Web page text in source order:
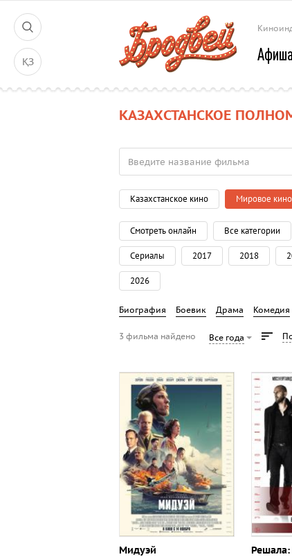
ҚЗ Афиша
КАЗАХСТАНСКОЕ
Казахстанское кино Мировое кино
Смотреть онлайн Все категории
Сериалы 2017 2018
2026
Биография Боевик Драма Комедия
3 фильма найдено Все года
Мидуэй